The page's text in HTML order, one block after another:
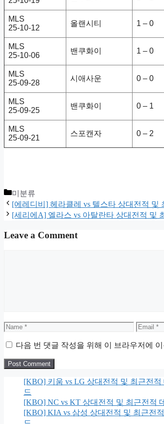
MLS
25-10-12
올랜시티 1 – 0
MLS
25-10-06
밴쿠화이 1 – 0
MLS
25-09-28
시애사운 0 – 0
MLS
25-09-25
밴쿠화이 0 – 1
MLS
25-09-21
스포캔자 0 – 2
Categories
미분류
[에레디비] 헤라클레 vs 텔스타 상대전적 및
[세리에A] 엘라스 vs 아탈란타 상대전적 및
Leave a Comment
Name Email
다음 번 댓글 작성을 위해 이 브라우저에
[KBO] 키움 vs LG 상대전적 및 최근전적
드
[KBO] NC vs KT 상대전적 및 최근전적
[KBO] KIA vs 삼성 상대전적 및 최근전